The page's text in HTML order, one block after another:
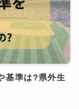
基準は?県外生